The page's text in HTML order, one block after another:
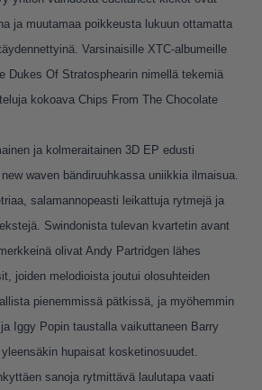
ja muutamaa poikkeusta lukuun ottamatta
Varsinaisille XTC-albumeille
Dukes Of Stratosphearin nimellä tekemiä
kokoava Chips From The Chocolate
ja kolmeraitainen 3D EP edusti
waven bändiruuhkassa uniikkia ilmaisua.
salamannopeasti leikattuja rytmejä ja
Swindonista tulevan kvartetin avant
olivat Andy Partridgen lähes
joiden melodioista joutui olosuhteiden
pienemmissä pätkissä, ja myöhemmin
Iggy Popin taustalla vaikuttaneen Barry
hupaisat kosketinosuudet.
sanoja rytmittävä laulutapa vaati